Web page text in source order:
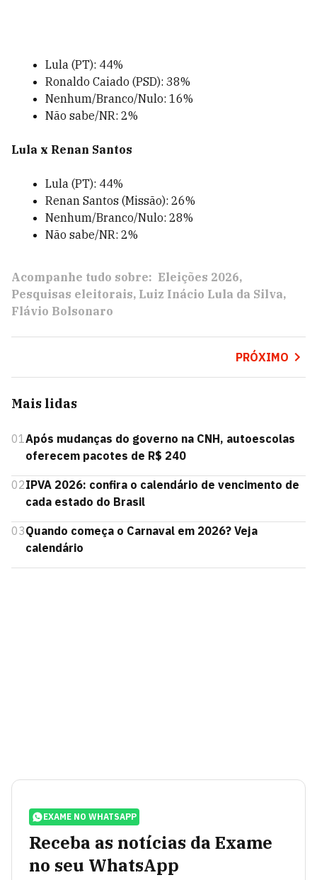
Lula (PT): 44%
Ronaldo Caiado (PSD): 38%
Nenhum/Branco/Nulo: 16%
Não sabe/NR: 2%
Lula x Renan Santos
Lula (PT): 44%
Renan Santos (Missão): 26%
Nenhum/Branco/Nulo: 28%
Não sabe/NR: 2%
Acompanhe tudo sobre: Eleições 2026
Pesquisas eleitorais Luiz Inácio Lula da Silva
Flávio Bolsonaro
PRÓXIMO
Mais lidas
01Após mudanças do governo na CNH, autoescolas
oferecem pacotes de R$ 240
02IPVA 2026: confira o calendário de vencimento de
cada estado do Brasil
03Quando começa o Carnaval em 2026? Veja
calendário
EXAME NO WHATSAPP
Receba as notícias da Exame
no seu WhatsApp